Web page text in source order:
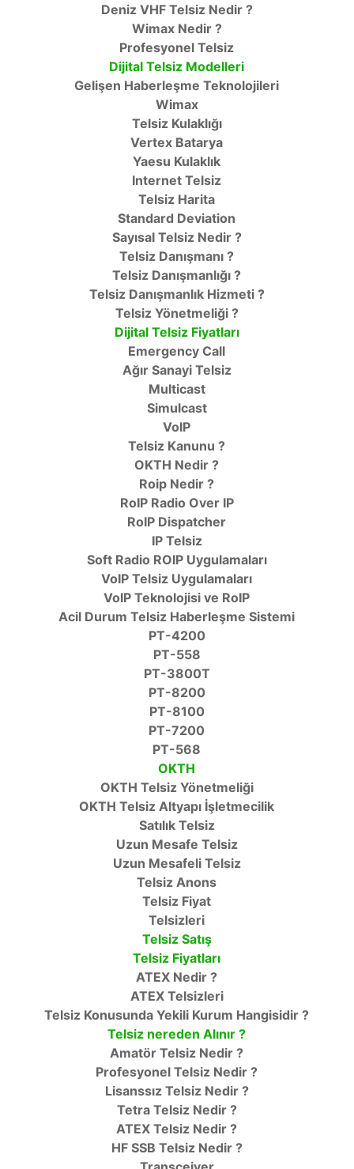
Deniz VHF Telsiz Nedir ?
Wimax Nedir ?
Profesyonel Telsiz
Dijital Telsiz Modelleri
Gelişen Haberleşme Teknolojileri
Wimax
Telsiz Kulaklığı
Vertex Batarya
Yaesu Kulaklık
Internet Telsiz
Telsiz Harita
Standard Deviation
Sayısal Telsiz Nedir ?
Telsiz Danışmanı ?
Telsiz Danışmanlığı ?
Telsiz Danışmanlık Hizmeti ?
Telsiz Yönetmeliği ?
Dijital Telsiz Fiyatları
Emergency Call
Ağır Sanayi Telsiz
Multicast
Simulcast
VoIP
Telsiz Kanunu ?
OKTH Nedir ?
Roip Nedir ?
RoIP Radio Over IP
RoIP Dispatcher
IP Telsiz
Soft Radio ROIP Uygulamaları
VoIP Telsiz Uygulamaları
VoIP Teknolojisi ve RoIP
Acil Durum Telsiz Haberleşme Sistemi
PT-4200
PT-558
PT-3800T
PT-8200
PT-8100
PT-7200
PT-568
OKTH
OKTH Telsiz Yönetmeliği
OKTH Telsiz Altyapı İşletmecilik
Satılık Telsiz
Uzun Mesafe Telsiz
Uzun Mesafeli Telsiz
Telsiz Anons
Telsiz Fiyat
Telsizleri
Telsiz Satış
Telsiz Fiyatları
ATEX Nedir ?
ATEX Telsizleri
Telsiz Konusunda Yekili Kurum Hangisidir ?
Telsiz nereden Alınır ?
Amatör Telsiz Nedir ?
Profesyonel Telsiz Nedir ?
Lisanssız Telsiz Nedir ?
Tetra Telsiz Nedir ?
ATEX Telsiz Nedir ?
HF SSB Telsiz Nedir ?